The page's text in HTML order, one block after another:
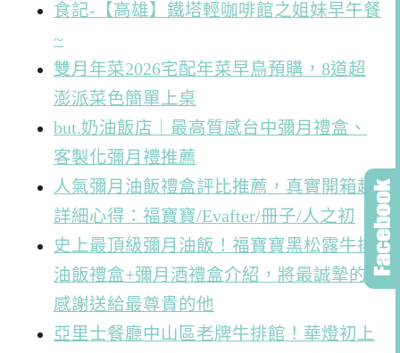
食記-【高雄】鐵塔輕咖啡館之姐妹早午餐
~
雙月年菜2026宅配年菜早鳥預購，8道超
澎派菜色簡單上桌
but.奶油飯店｜最高質感台中彌月禮盒、
客製化彌月禮推薦
人氣彌月油飯禮盒評比推薦，真實開箱超
詳細心得：福寶寶/Evafter/冊子/人之初
史上最頂級彌月油飯！福寶寶黑松露牛排
油飯禮盒+彌月酒禮盒介紹，將最誠摯的
感謝送給最尊貴的他
亞里士餐廳中山區老牌牛排館！華燈初上